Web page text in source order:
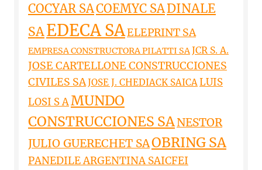
COCYAR SACOEMYC SADINALE
SAEDECA SAELEPRINT SA
EMPRESA CONSTRUCTORA PILATTI SAJCR S. A.
JOSE CARTELLONE CONSTRUCCIONES
CIVILES SAJOSE J. CHEDIACK SAICALUIS
LOSI S AMUNDO
CONSTRUCCIONES SANESTOR
JULIO GUERECHET SAOBRING SA
PANEDILE ARGENTINA SAICFEI